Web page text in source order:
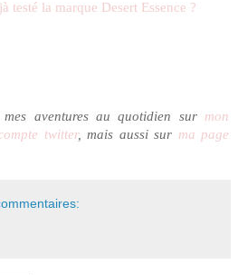
testé la marque Desert Essence ?
mes aventures au quotidien sur mon
twitter, mais aussi sur ma page